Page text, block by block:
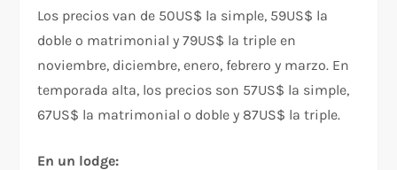
Los precios van de 50US$ la simple, 59US$ la
doble o matrimonial y 79US$ la triple en
noviembre, diciembre, enero, febrero y marzo. En
temporada alta, los precios son 57US$ la simple,
67US$ la matrimonial o doble y 87US$ la triple.
En un lodge: